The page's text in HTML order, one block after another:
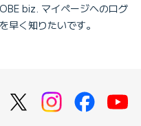
biz. マイページへのログ
早く知りたいです。